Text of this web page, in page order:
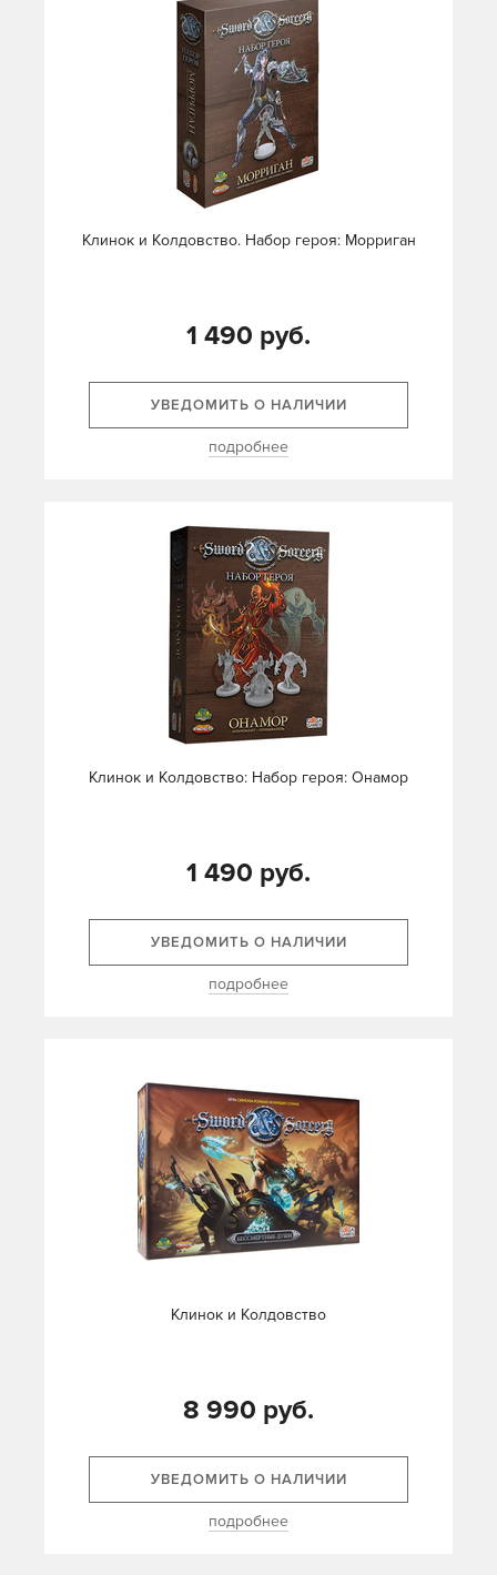
Клинок и Колдовство. Набор героя: Морриган
1 490 руб.
УВЕДОМИТЬ О НАЛИЧИИ
подробнее
Клинок и Колдовство: Набор героя: Онамор
1 490 руб.
УВЕДОМИТЬ О НАЛИЧИИ
подробнее
Клинок и Колдовство
8 990 руб.
УВЕДОМИТЬ О НАЛИЧИИ
подробнее